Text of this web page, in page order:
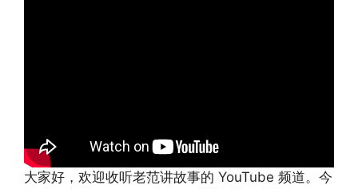
大家好，欢迎收听老范讲故事的 YouTube 频道。今